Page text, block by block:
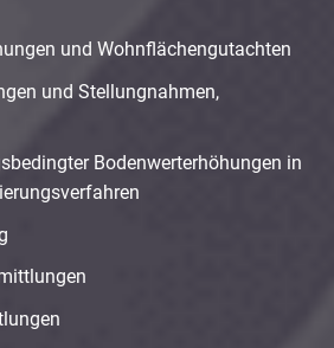
und Wohnflächengutachten
und Stellungnahmen,
Bodenwerterhöhungen in